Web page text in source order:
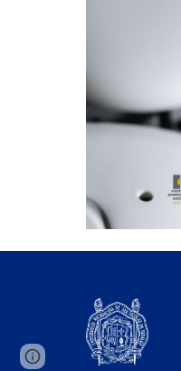
Report abuse